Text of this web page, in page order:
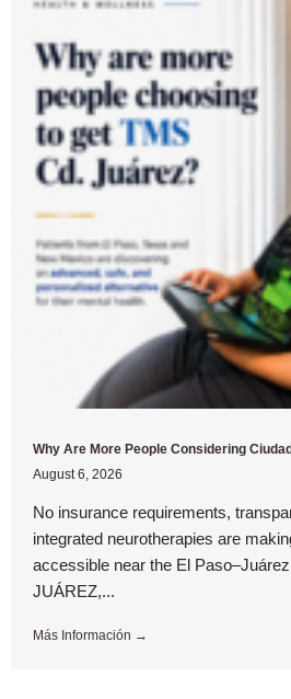
Why Are More People Considering
August 6, 2026
No insurance requirements,
integrated neurotherapies are
accessible near the El
JUÁREZ,...
Más Información →